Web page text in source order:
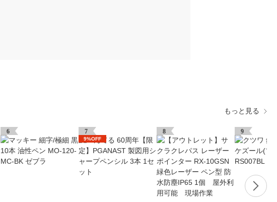
もっと見る
6 7
9%OFF
8 9